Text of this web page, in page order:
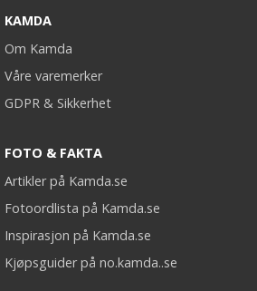
KAMDA
Om Kamda
Våre varemerker
GDPR & Sikkerhet
FOTO & FAKTA
Artikler på Kamda.se
Fotoordlista på Kamda.se
Inspirasjon på Kamda.se
Kjøpsguider på no.kamda..se